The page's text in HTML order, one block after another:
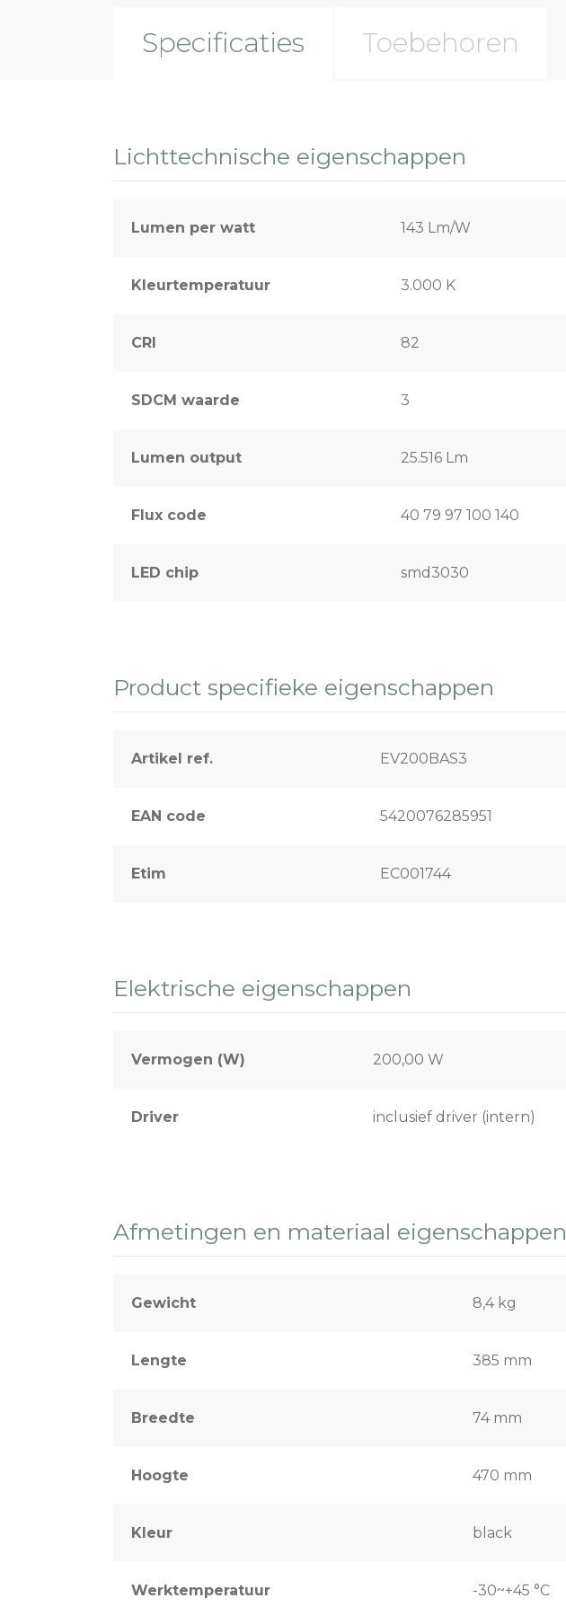
Specificaties Toebehoren
Lichttechnische eigenschappen
Lumen per watt 143 Lm/W
Kleurtemperatuur 3.000 K
CRI 82
SDCM waarde 3
Lumen output 25.516 Lm
Flux code 40 79 97 100 140
LED chip smd3030
Product specifieke eigenschappen
Artikel ref. EV200BAS3
EAN code 5420076285951
Etim EC001744
Elektrische eigenschappen
Vermogen (W) 200,00 W
Driver inclusief driver (intern)
Afmetingen en materiaal eigenschappen
Gewicht 8,4 kg
Lengte 385 mm
Breedte 74 mm
Hoogte 470 mm
Kleur black
Werktemperatuur -30~+45 °C